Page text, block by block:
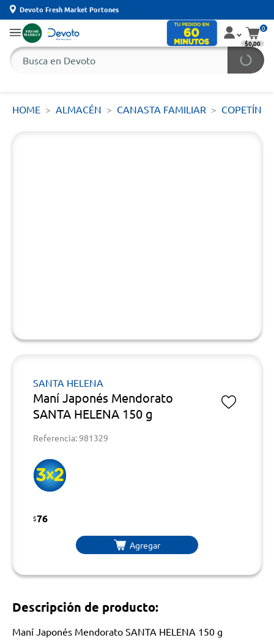
Devoto Fresh Market Portones
0
$0,00
HOME ALMACÉN CANASTA FAMILIAR COPETÍN
SANTA HELENA
Maní Japonés Mendorato
SANTA HELENA 150 g
Referencia: 981329
$76
Agregar
Descripción de producto:
Maní Japonés Mendorato SANTA HELENA 150 g